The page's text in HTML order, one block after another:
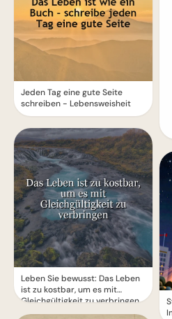
Jeden Tag eine gute Seite
schreiben - Lebensweisheit
Leben Sie bewusst: Das Leben
ist zu kostbar, um es mit
Gleichgültigkeit zu verbringen